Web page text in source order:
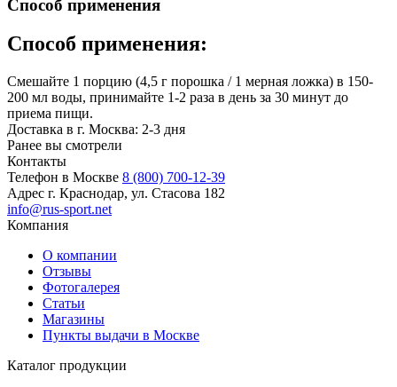
Способ применения
Способ применения:
Смешайте 1 порцию (4,5 г порошка / 1 мерная ложка) в 150-
200 мл воды, принимайте 1-2 раза в день за 30 минут до
приема пищи.
Доставка в г. Москва: 2-3 дня
Ранее вы смотрели
Контакты
Телефон в Москве 8 (800) 700-12-39
Адрес г. Краснодар, ул. Стасова 182
info@rus-sport.net
Компания
О компании
Отзывы
Фотогалерея
Статьи
Магазины
Пункты выдачи в Москве
Каталог продукции